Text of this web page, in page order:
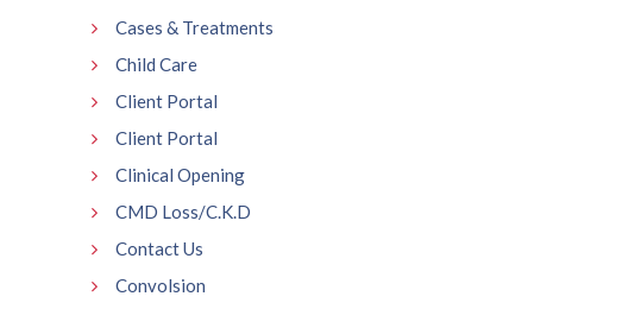
Cases & Treatments
Child Care
Client Portal
Client Portal
Clinical Opening
CMD Loss/C.K.D
Contact Us
Convolsion